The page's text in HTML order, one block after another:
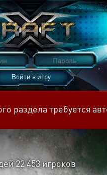
Войти в игру
раздела требуется
22 453игроков